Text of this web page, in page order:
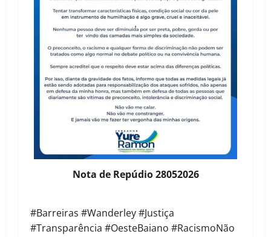
Nota de Repúdio 28052026
#Barreiras #Wanderley #Justiça
#Transparência #OesteBaiano #RacismoNão